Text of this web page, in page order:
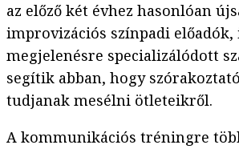
az előző két évhez hasonlóan
improvizációs színpadi
megjelenésre specializálódott
segítik abban, hogy
tudjanak mesélni ötleteikről.
A kommunikációs tréningre